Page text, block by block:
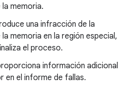
memoria.
una infracción de la
memoria en la región especial,
el proceso.
información adicional
en el informe de fallas.